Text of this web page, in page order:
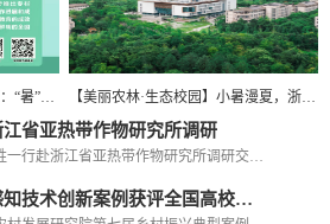
【2026·暑期记忆】科研创新篇：“暑”日深耕守初心，“研”途笃行启新程 【美丽农林·生态校园】小暑漫夏，浙农林大的绿意把校园燥热悄悄酿成了清凉
省亚热带作物研究所调研
8月2日，校长吴家胜一行赴浙江省亚热带作物研究所调研交流，实地考察研究所在种质资源保护、特色作物研究和科技成果转化等方面的建设情况。吴家胜一行先后考察了浙江省亚热带作物研究所的铁皮石斛仿生栽培区、珍稀濒危植物保育展示区、国家铁线莲种质资源库以及蝴蝶兰、三角梅等种质资源圃和新品种展示区，详细了解种质资源收集保存、品种选育、栽培技术创新和示范推广情况，参观了耐湿热露地花卉展示区、浙江省浙南特色果树种...
林木种苗智能感知技术创新案例获评全国高校乡村振兴优秀案例